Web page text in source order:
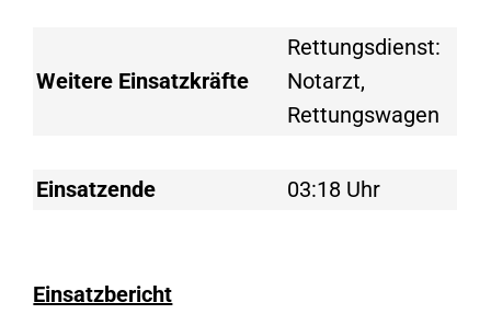
Weitere Einsatzkräfte
Rettungsdienst:
Notarzt,
Rettungswagen
Einsatzende 03:18 Uhr
Einsatzbericht